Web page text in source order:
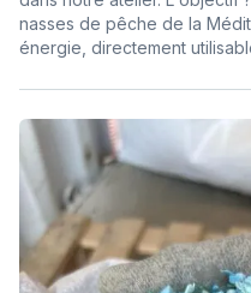
nasses de pêche de la
énergie, directement